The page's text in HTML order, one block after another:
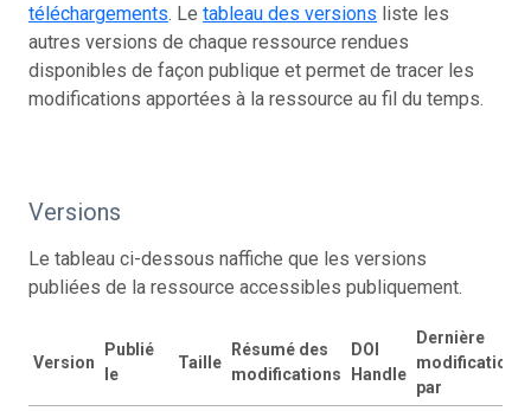
téléchargements. Le tableau des versions liste les
autres versions de chaque ressource rendues
disponibles de façon publique et permet de tracer les
modifications apportées à la ressource au fil du temps.
Versions
Le tableau ci-dessous naffiche que les versions
publiées de la ressource accessibles publiquement.
Version
Publié
le
Taille
Résumé des
modifications
DOI
Handle
Dernière
modification
par